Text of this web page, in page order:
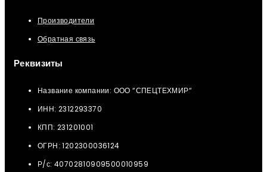
Производители
Обратная связь
Реквизиты
Название компании: ООО “СПЕЦТЕХМИР“
ИНН: 2312293370
КПП: 231201001
ОГРН: 1202300036124
Р/с: 40702810909500010959